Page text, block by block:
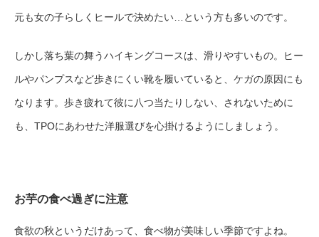
元も女の子らしくヒールで決めたい…という方も多いのです。
しかし落ち葉の舞うハイキングコースは、滑りやすいもの。ヒー
ルやパンプスなど歩きにくい靴を履いていると、ケガの原因にも
なります。歩き疲れて彼に八つ当たりしない、されないために
も、TPOにあわせた洋服選びを心掛けるようにしましょう。
お芋の食べ過ぎに注意
食欲の秋というだけあって、食べ物が美味しい季節ですよね。